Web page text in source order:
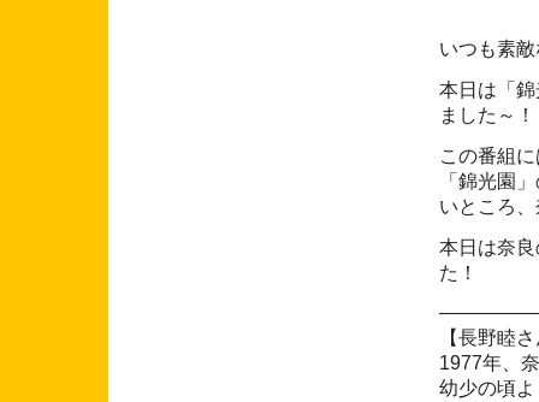
いつも素
本日は「
ました～
この番組
「錦光園
いところ
本日は奈
た！
【長野睦
1977年、
幼少の頃